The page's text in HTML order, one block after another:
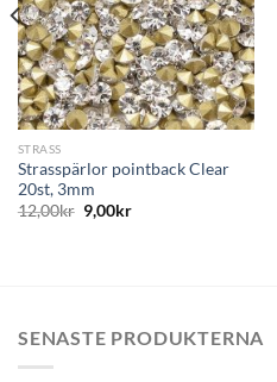
STRASS
Strasspärlor pointback Clear
20st, 3mm
12,00kr 9,00kr
SENASTE PRODUKTERNA